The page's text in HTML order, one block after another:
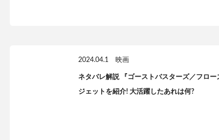
2024.04.1 映画
ネタバレ解説 『ゴーストバスターズ／フロー
ジェットを紹介! 大活躍したあれは何?